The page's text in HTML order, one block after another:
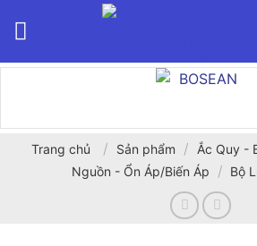
Trang chủ / Sản phẩm /
Ắc Quy -
Nguồn - Ổn Áp/Biến Áp
/ Bộ